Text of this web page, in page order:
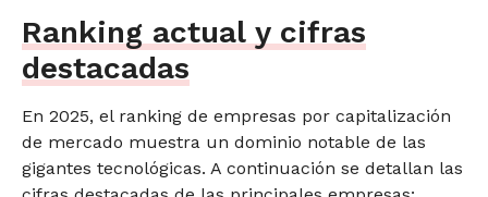
Ranking actual y cifras
destacadas
En 2025, el ranking de empresas por capitalización
de mercado muestra un dominio notable de las
gigantes tecnológicas. A continuación se detallan las